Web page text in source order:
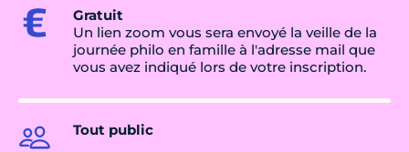
Gratuit
Un lien zoom vous sera envoyé la veille de la
journée philo en famille à l'adresse mail que
vous avez indiqué lors de votre inscription.
Tout public